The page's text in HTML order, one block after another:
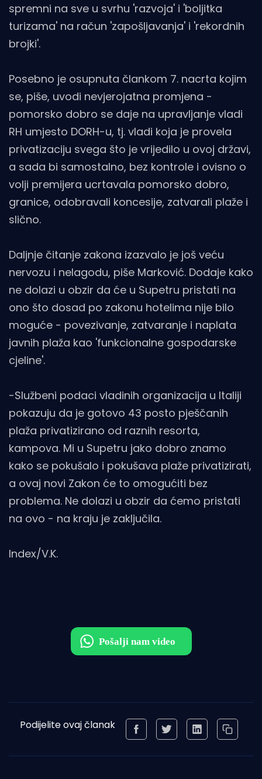
spremni na sve u svrhu 'razvoja' i 'boljitka
turizama' na račun 'zapošljavanja' i 'rekordnih
brojki'.
Posebno je osupnuta člankom 7. nacrta kojim
se, piše, uvodi nevjerojatna promjena -
pomorsko dobro se daje na upravljanje vladi
RH umjesto DORH-u, tj. vladi koja je provela
privatizaciju svega što je vrijedilo u ovoj državi,
a sada bi samostalno, bez kontrole i ovisno o
volji premijera ucrtavala pomorsko dobro,
granice, odobravali koncesije, zatvarali plaže i
slično.
Daljnje čitanje zakona izazvalo je još veću
nervozu i nelagodu, piše Marković. Dodaje kako
ne dolazi u obzir da će u Supetru pristati na
ono što dosad po zakonu hotelima nije bilo
moguće - povezivanje, zatvaranje i naplata
javnih plaža kao 'funkcionalne gospodarske
cjeline'.
-Službeni podaci vladinih organizacija u Italiji
pokazuju da je gotovo 43 posto pješčanih
plaža privatizirano od raznih resorta,
kampova. Mi u Supetru jako dobro znamo
kako se pokušalo i pokušava plaže privatizirati,
a ovaj novi Zakon će to omogućiti bez
problema. Ne dolazi u obzir da ćemo pristati
na ovo - na kraju je zaključila.
Index/V.K.
Podijelite ovaj članak